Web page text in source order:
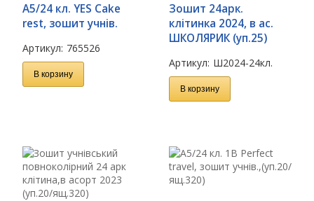
А5/24 кл. YES Cake
rest, зошит учнів.
Артикул: 765526
В корзину
Зошит 24арк.
клітинка 2024, в ас.
ШКОЛЯРИК (уп.25)
Артикул: Ш2024-24кл.
В корзину